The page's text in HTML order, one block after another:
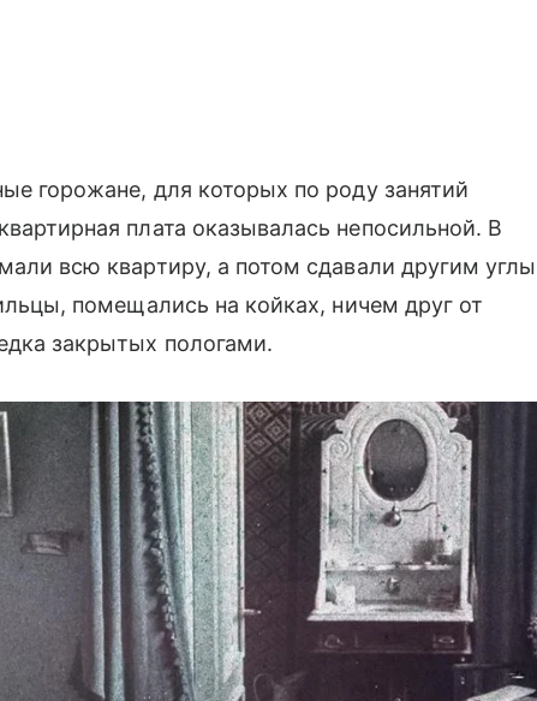
горожане, для которых по роду занятий
плата оказывалась непосильной. В
всю квартиру, а потом сдавали другим углы
помещались на койках, ничем друг от
закрытых пологами.